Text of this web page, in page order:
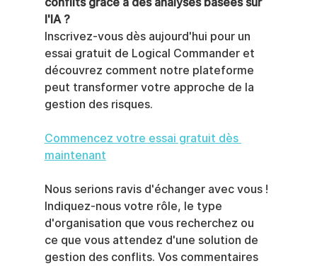
l'IA ?
Inscrivez-vous dès aujourd'hui pour un
essai gratuit de Logical Commander et
découvrez comment notre plateforme
peut transformer votre approche de la
gestion des risques.
Commencez votre essai gratuit dès
maintenant
Nous serions ravis d'échanger avec vous !
Indiquez-nous votre rôle, le type
d'organisation que vous recherchez ou
ce que vous attendez d'une solution de
gestion des conflits. Vos commentaires